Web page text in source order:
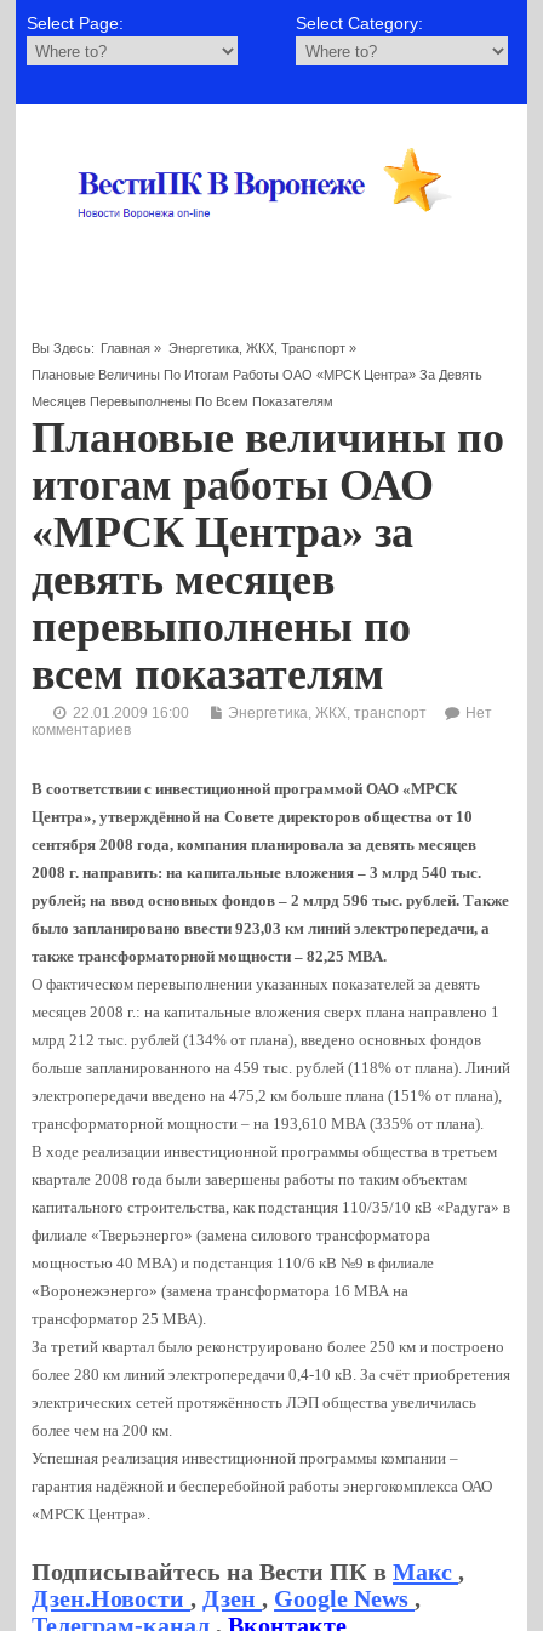
Select Page: Select Category:
Вы Здесь: Главная » Энергетика, ЖКХ, Транспорт»
Плановые Величины По Итогам Работы ОАО «МРСК Центра» За Девять
Месяцев Перевыполнены По Всем Показателям
Плановые величины по
итогам работы ОАО
«МРСК Центра» за
девять месяцев
перевыполнены по
всем показателям
22.01.2009 16:00 Энергетика, ЖКХ, транспорт
Нет
комментариев
В соответствии с инвестиционной программой ОАО «МРСК
Центра», утверждённой на Совете директоров общества от 10
сентября 2008 года, компания планировала за девять месяцев
2008 г. направить: на капитальные вложения – 3 млрд 540 тыс.
рублей; на ввод основных фондов – 2 млрд 596 тыс. рублей. Также
было запланировано ввести 923,03 км линий электропередачи, а
также трансформаторной мощности – 82,25 МВА.
О фактическом перевыполнении указанных показателей за девять
месяцев 2008 г.: на капитальные вложения сверх плана направлено 1
млрд 212 тыс. рублей (134% от плана), введено основных фондов
больше запланированного на 459 тыс. рублей (118% от плана). Линий
электропередачи введено на 475,2 км больше плана (151% от плана),
трансформаторной мощности – на 193,610 МВА (335% от плана).
В ходе реализации инвестиционной программы общества в третьем
квартале 2008 года были завершены работы по таким объектам
капитального строительства, как подстанция 110/35/10 кВ «Радуга» в
филиале «Тверьэнерго» (замена силового трансформатора
мощностью 40 МВА) и подстанция 110/6 кВ №9 в филиале
«Воронежэнерго» (замена трансформатора 16 МВА на
трансформатор 25 МВА).
За третий квартал было реконструировано более 250 км и построено
более 280 км линий электропередачи 0,4-10 кВ. За счёт приобретения
электрических сетей протяжённость ЛЭП общества увеличилась
более чем на 200 км.
Успешная реализация инвестиционной программы компании –
гарантия надёжной и бесперебойной работы энергокомплекса ОАО
«МРСК Центра».
Подписывайтесь на Вести ПК вМакс,
Дзен.Новости, Дзен, Google News,
Телеграм-канал,Вконтакте